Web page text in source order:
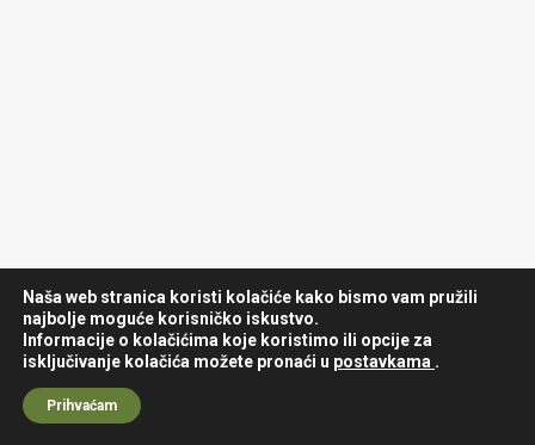
Naša web stranica koristi kolačiće kako bismo vam pružili
najbolje moguće korisničko iskustvo.
Informacije o kolačićima koje koristimo ili opcije za
isključivanje kolačića možete pronaći u postavkama .
Prihvaćam